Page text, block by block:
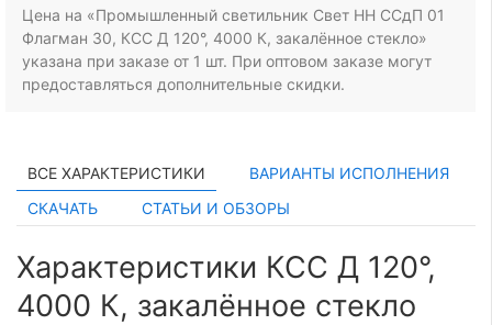
Цена на «Промышленный светильник Свет НН ССдП 01
Флагман 30, КСС Д 120°, 4000 К, закалённое стекло»
указана при заказе от 1 шт. При оптовом заказе могут
предоставляться дополнительные скидки.
ВСЕ ХАРАКТЕРИСТИКИ
ВАРИАНТЫ ИСПОЛНЕНИЯ
СКАЧАТЬ
СТАТЬИ И ОБЗОРЫ
Характеристики КСС Д 120°,
4000 К, закалённое стекло